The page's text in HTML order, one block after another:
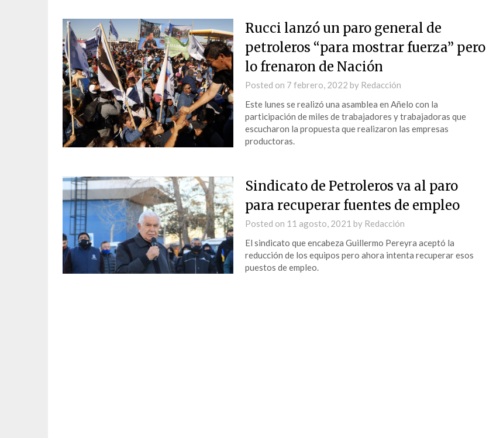
Rucci lanzó un paro general de
petroleros “para mostrar fuerza” pero
lo frenaron de Nación
Posted on 7 febrero, 2022 by Redacción
Este lunes se realizó una asamblea en Añelo con la
participación de miles de trabajadores y trabajadoras que
escucharon la propuesta que realizaron las empresas
productoras.
Sindicato de Petroleros va al paro
para recuperar fuentes de empleo
Posted on 11 agosto, 2021 by Redacción
El sindicato que encabeza Guillermo Pereyra aceptó la
reducción de los equipos pero ahora intenta recuperar esos
puestos de empleo.